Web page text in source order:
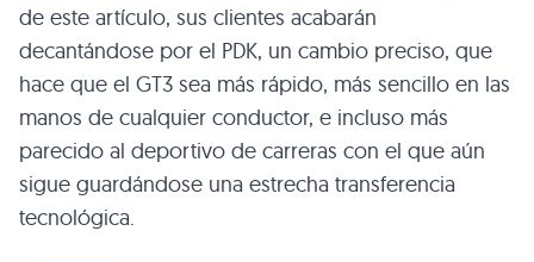
de este artículo, sus clientes acabarán
decantándose por el PDK, un cambio preciso, que
hace que el GT3 sea más rápido, más sencillo en las
manos de cualquier conductor, e incluso más
parecido al deportivo de carreras con el que aún
sigue guardándose una estrecha transferencia
tecnológica.